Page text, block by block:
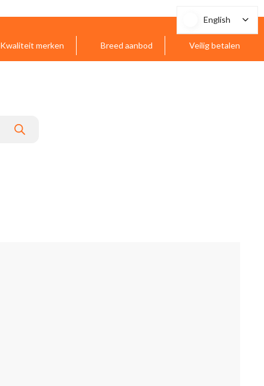
Kwaliteit merken Breed aanbod Veilig betalen
English
English